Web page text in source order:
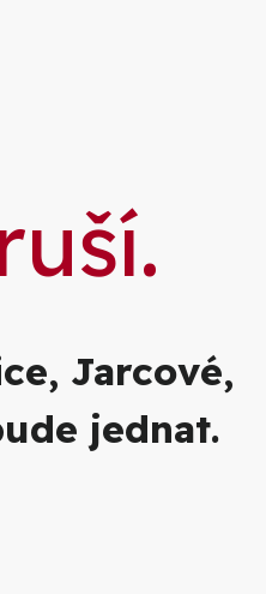
Jarcové,
jednat.